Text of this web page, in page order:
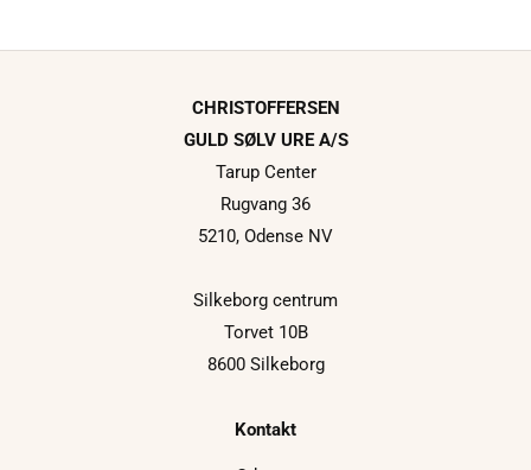
CHRISTOFFERSEN
GULD SØLV URE A/S
Tarup Center
Rugvang 36
5210, Odense NV
Silkeborg centrum
Torvet 10B
8600 Silkeborg
Kontakt